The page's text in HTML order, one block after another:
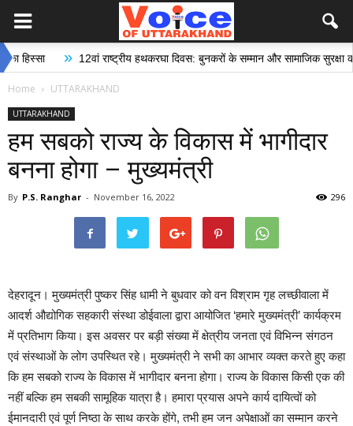
» 12वां राष्ट्रीय हथकरघा दिवस: बुनकरों के सम्मान और सामाजिक सुरक्षा की दिशा
Home UTTARAKHAND
UTTARAKHAND
हम सबको राज्य के विकास में भागीदार
बनना होगा – मुख्यमंत्री
By P.S. Ranghar - November 16, 2022 296
देहरादून। मुख्यमंत्री पुष्कर सिंह धामी ने बुधवार को वन विश्राम गृह लच्छीवाला में
आदर्श औद्योगिक सहकारी संस्था डोईवाला द्वारा आयोजित ‘हमारे मुख्यमंत्री’ कार्यक्रम
में प्रतिभाग किया। इस अवसर पर बड़ी संख्या में क्षेत्रीय जनता एवं विभिन्न संगठन
एवं संस्थाओं के लोग उपस्थित रहे। मुख्यमंत्री ने सभी का आभार व्यक्त करते हुए कहा
कि हम सबको राज्य के विकास में भागीदार बनना होगा। राज्य के विकास किसी एक की
नहीं बल्कि हम सबकी सामूहिक यात्रा है। हमारा प्रयास अपने कार्य दायित्वों को
ईमानदारी एवं पूर्ण निष्ठा के साथ करके होंगे, तभी हम जन अपेक्षाओं का सम्मान करने